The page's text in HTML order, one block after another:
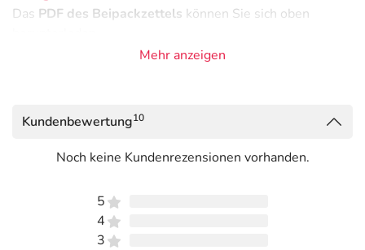
Das PDF des Beipackzettels können Sie sich oben
Mehr anzeigen
Kundenbewertung10
Noch keine Kundenrezensionen vorhanden.
5
4
3